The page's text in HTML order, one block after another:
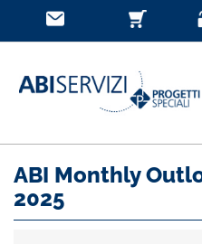
ABI Monthly
2025